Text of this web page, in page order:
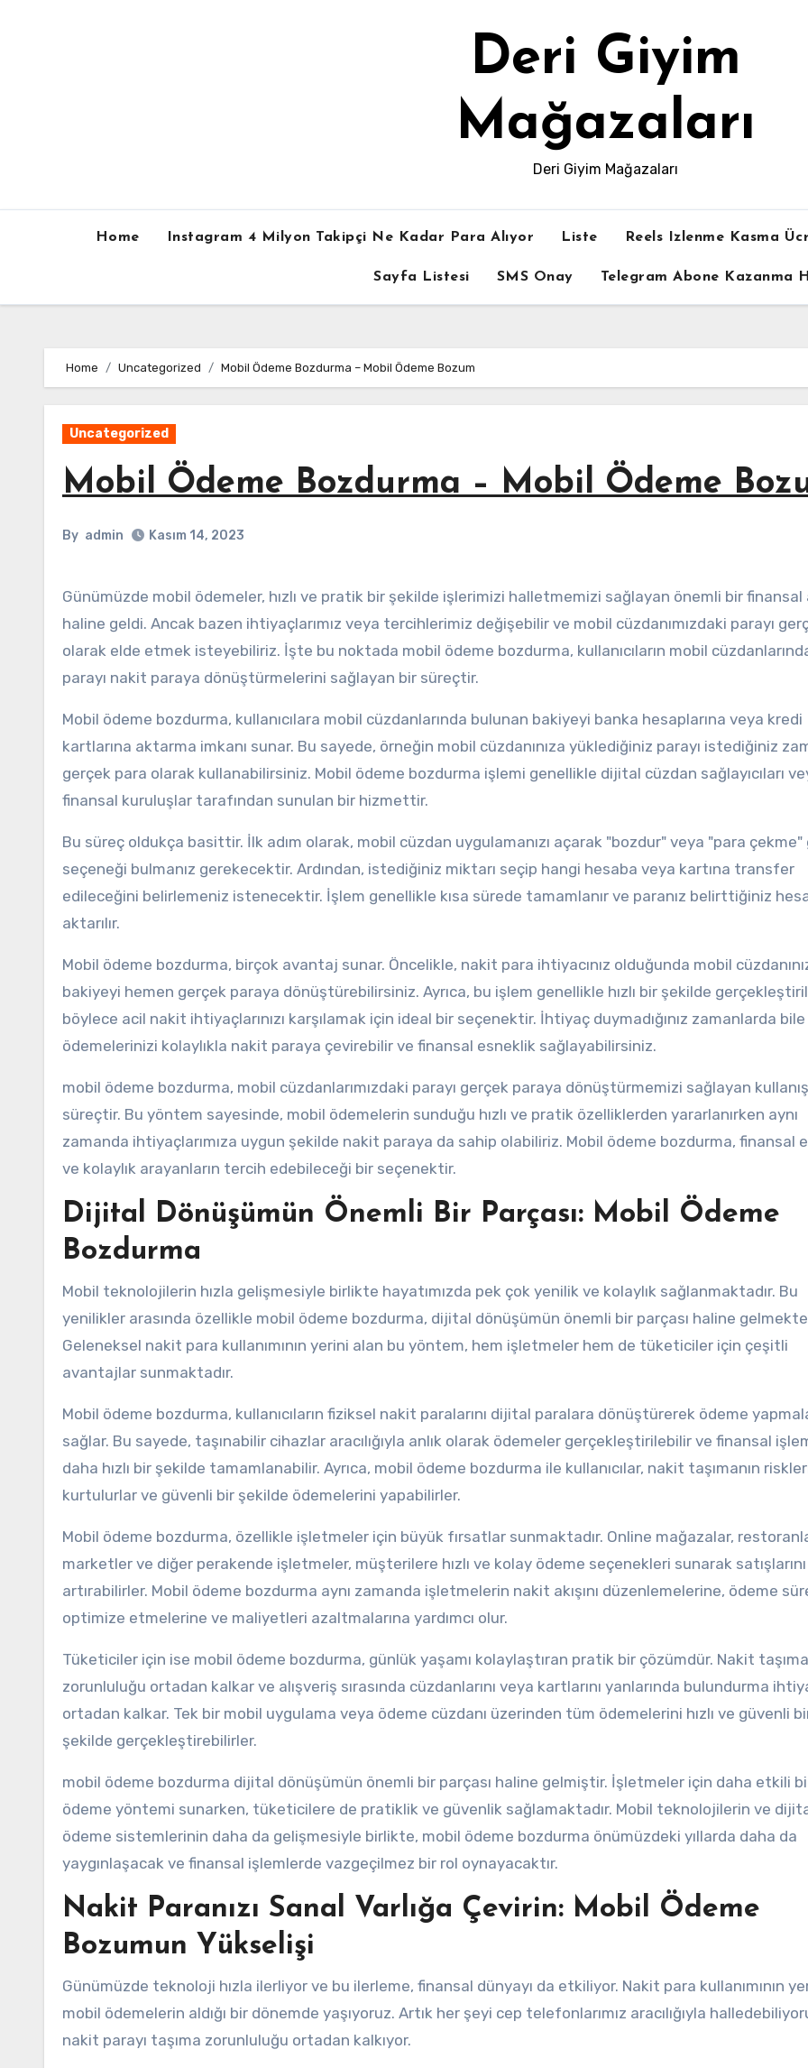
Deri Giyim
Mağazaları
Deri Giyim Mağazaları
Home Instagram 4 Milyon Takipçi Ne Kadar Para Alıyor Liste Reels Izlenme Kasma
Sayfa Listesi SMS Onay Telegram Abone Kazanma
Home Uncategorized Mobil Ödeme Bozdurma – Mobil Ödeme Bozum
Uncategorized
Mobil Ödeme Bozdurma – Mobil Ödeme
By admin Kasım 14, 2023
Günümüzde mobil ödemeler, hızlı ve pratik bir şekilde işlerimizi halletmemizi sağlayan önemli bir finansal araç
haline geldi. Ancak bazen ihtiyaçlarımız veya tercihlerimiz değişebilir ve mobil cüzdanımızdaki parayı
olarak elde etmek isteyebiliriz. İşte bu noktada mobil ödeme bozdurma, kullanıcıların mobil
parayı nakit paraya dönüştürmelerini sağlayan bir süreçtir.
Mobil ödeme bozdurma, kullanıcılara mobil cüzdanlarında bulunan bakiyeyi banka hesaplarına veya kredi
kartlarına aktarma imkanı sunar. Bu sayede, örneğin mobil cüzdanınıza yüklediğiniz parayı istediğiniz
gerçek para olarak kullanabilirsiniz. Mobil ödeme bozdurma işlemi genellikle dijital cüzdan sağlayıcıları
finansal kuruluşlar tarafından sunulan bir hizmettir.
Bu süreç oldukça basittir. İlk adım olarak, mobil cüzdan uygulamanızı açarak "bozdur" veya "para çekme"
seçeneği bulmanız gerekecektir. Ardından, istediğiniz miktarı seçip hangi hesaba veya kartına transfer
edileceğini belirlemeniz istenecektir. İşlem genellikle kısa sürede tamamlanır ve paranız belirttiğiniz
aktarılır.
Mobil ödeme bozdurma, birçok avantaj sunar. Öncelikle, nakit para ihtiyacınız olduğunda mobil
bakiyeyi hemen gerçek paraya dönüştürebilirsiniz. Ayrıca, bu işlem genellikle hızlı bir şekilde
böylece acil nakit ihtiyaçlarınızı karşılamak için ideal bir seçenektir. İhtiyaç duymadığınız zamanlarda
ödemelerinizi kolaylıkla nakit paraya çevirebilir ve finansal esneklik sağlayabilirsiniz.
mobil ödeme bozdurma, mobil cüzdanlarımızdaki parayı gerçek paraya dönüştürmemizi sağlayan
süreçtir. Bu yöntem sayesinde, mobil ödemelerin sunduğu hızlı ve pratik özelliklerden yararlanırken aynı
zamanda ihtiyaçlarımıza uygun şekilde nakit paraya da sahip olabiliriz. Mobil ödeme bozdurma, finansal
ve kolaylık arayanların tercih edebileceği bir seçenektir.
Dijital Dönüşümün Önemli Bir Parçası: Mobil Ödeme
Bozdurma
Mobil teknolojilerin hızla gelişmesiyle birlikte hayatımızda pek çok yenilik ve kolaylık sağlanmaktadır. Bu
yenilikler arasında özellikle mobil ödeme bozdurma, dijital dönüşümün önemli bir parçası haline
Geleneksel nakit para kullanımının yerini alan bu yöntem, hem işletmeler hem de tüketiciler için çeşitli
avantajlar sunmaktadır.
Mobil ödeme bozdurma, kullanıcıların fiziksel nakit paralarını dijital paralara dönüştürerek ödeme
sağlar. Bu sayede, taşınabilir cihazlar aracılığıyla anlık olarak ödemeler gerçekleştirilebilir ve finansal
daha hızlı bir şekilde tamamlanabilir. Ayrıca, mobil ödeme bozdurma ile kullanıcılar, nakit taşımanın
kurtulurlar ve güvenli bir şekilde ödemelerini yapabilirler.
Mobil ödeme bozdurma, özellikle işletmeler için büyük fırsatlar sunmaktadır. Online mağazalar,
marketler ve diğer perakende işletmeler, müşterilere hızlı ve kolay ödeme seçenekleri sunarak satışlarını
artırabilirler. Mobil ödeme bozdurma aynı zamanda işletmelerin nakit akışını düzenlemelerine, ödeme
optimize etmelerine ve maliyetleri azaltmalarına yardımcı olur.
Tüketiciler için ise mobil ödeme bozdurma, günlük yaşamı kolaylaştıran pratik bir çözümdür. Nakit taşıma
zorunluluğu ortadan kalkar ve alışveriş sırasında cüzdanlarını veya kartlarını yanlarında bulundurma
ortadan kalkar. Tek bir mobil uygulama veya ödeme cüzdanı üzerinden tüm ödemelerini hızlı ve güvenli
şekilde gerçekleştirebilirler.
mobil ödeme bozdurma dijital dönüşümün önemli bir parçası haline gelmiştir. İşletmeler için daha etkili
ödeme yöntemi sunarken, tüketicilere de pratiklik ve güvenlik sağlamaktadır. Mobil teknolojilerin ve
ödeme sistemlerinin daha da gelişmesiyle birlikte, mobil ödeme bozdurma önümüzdeki yıllarda daha da
yaygınlaşacak ve finansal işlemlerde vazgeçilmez bir rol oynayacaktır.
Nakit Paranızı Sanal Varlığa Çevirin: Mobil Ödeme
Bozumun Yükselişi
Günümüzde teknoloji hızla ilerliyor ve bu ilerleme, finansal dünyayı da etkiliyor. Nakit para kullanımının
mobil ödemelerin aldığı bir dönemde yaşıyoruz. Artık her şeyi cep telefonlarımız aracılığıyla
nakit parayı taşıma zorunluluğu ortadan kalkıyor.